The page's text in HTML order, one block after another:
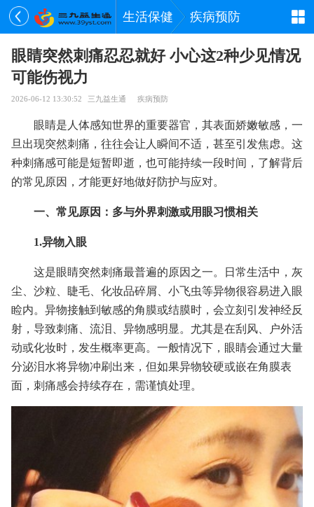
生活保健 疾病预防
眼睛突然刺痛忍忍就好 小心这2种少见情况
可能伤视力
2026-06-12 13:30:52 三九益生通 疾病预防
眼睛是人体感知世界的重要器官，其表面娇嫩敏感，一
旦出现突然刺痛，往往会让人瞬间不适，甚至引发焦虑。这
种刺痛感可能是短暂即逝，也可能持续一段时间，了解背后
的常见原因，才能更好地做好防护与应对。
一、常见原因：多与外界刺激或用眼习惯相关
1.异物入眼
这是眼睛突然刺痛最普遍的原因之一。日常生活中，灰
尘、沙粒、睫毛、化妆品碎屑、小飞虫等异物很容易进入眼
睑内。异物接触到敏感的角膜或结膜时，会立刻引发神经反
射，导致刺痛、流泪、异物感明显。尤其是在刮风、户外活
动或化妆时，发生概率更高。一般情况下，眼睛会通过大量
分泌泪水将异物冲刷出来，但如果异物较硬或嵌在角膜表
面，刺痛感会持续存在，需谨慎处理。